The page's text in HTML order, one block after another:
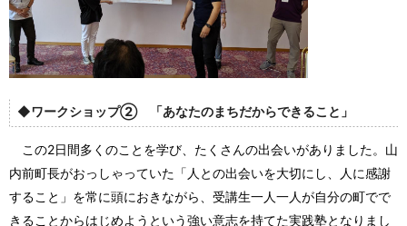
◆ワークショップ② 「あなたのまちだからできること 」
この2日間多くのことを学び、たくさんの出会いがありました。山
内前町長がおっしゃっていた「人との出会いを大切にし、人に感謝
すること」を常に頭におきながら、受講生一人一人が自分の町でで
きることからはじめようという強い意志を持てた実践塾となりまし